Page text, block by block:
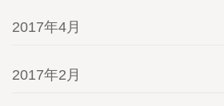
2017年4月
2017年2月